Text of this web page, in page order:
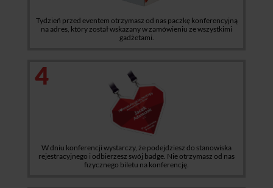
Tydzień przed eventem otrzymasz od nas paczkę konferencyjną
na adres, który został wskazany w zamówieniu ze wszystkimi
gadżetami.
4
W dniu konferencji wystarczy, że podejdziesz do stanowiska
rejestracyjnego i odbierzesz swój badge. Nie otrzymasz od nas
fizycznego biletu na konferencję.